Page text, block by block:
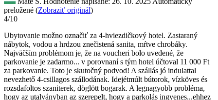
preložené (Zobraziť originál)
4/10
Ubytovanie možno označiť za 4-hviezdičkový hotel. Zastaraný
nábytok, vodou a hrdzou znečistená sanita, mŕtve chrobáky.
Najväčším problémom je, že na voucheri bolo uvedené, že
parkovanie je zadarmo... v porovnaní s tým hotel účtoval 11 000 Ft
za parkovanie. Toto je skutočný podvod! A szállás jó indulattal
nevezhető 4-csillagos szállodának. Idejétmúlt bútorok, vízköves és
rozsdafoltos szaniterek, döglött bogarak. A legnagyobb probléma,
hogy az utalványban az szerepelt, hogy a parkolás ingyenes...ehhez